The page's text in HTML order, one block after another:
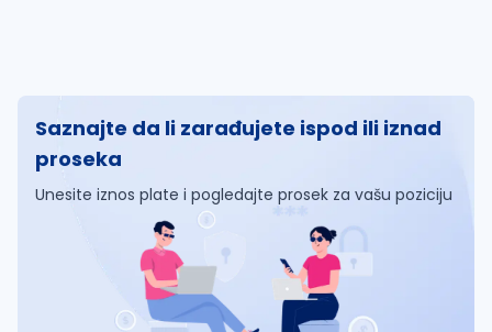
Saznajte da li zarađujete ispod ili iznad
proseka
Unesite iznos plate i pogledajte prosek za vašu poziciju